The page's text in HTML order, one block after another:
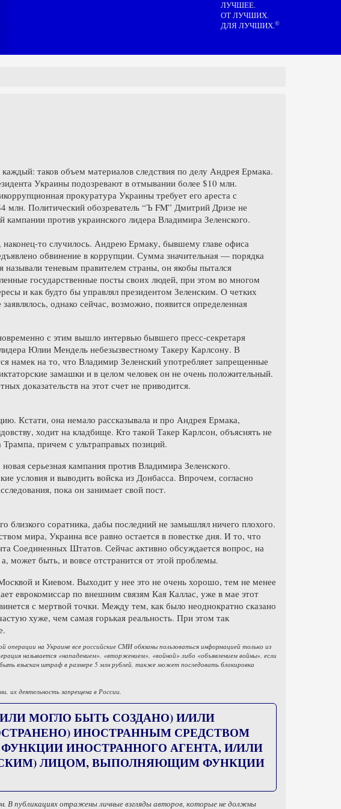
ЛУЧШЕЕ.
ОТ ЛУЧШИХ.
ДЛЯ ЛУЧШИХ.©
таков объем материалов следствия по делу Андрея Ермака.
Украины подозревают в отмывании более $10 млн.
прокуратура Украины требует его ареста с
млн. Политический обозреватель “Ъ FM” Дмитрий Дризе не
кампании против украинского лидера Владимира Зеленского.
наконец-то случилось. Андрею Ермаку, бывшему главе офиса
обвинение в коррупции. Сумма значительная — порядка
называли теневым правителем страны, он якобы пытался
государственные посты своих людей, при этом во многом
и как будто бы управлял президентом Зеленским. О четких
заявлялось, однако сейчас, возможно, появится определенная
с этим вышло интервью бывшего пресс-секретаря
Юлии Мендель небезызвестному Такеру Карлсону. В
намек на то, что Владимир Зеленский употребляет запрещенные
замашки и в целом человек он не очень положительный.
доказательств на этот счет не приводится.
Кстати, она немало рассказывала и про Андрея Ермака,
ходит на кладбище. Кто такой Такер Карлсон, объяснять не
причем с ультраправых позиций.
серьезная кампания против Владимира Зеленского.
условия и выводить войска из Донбасса. Впрочем, согласно
пока он занимает свой пост.
соратника, дабы последний не замышлял ничего плохого.
мира, Украина все равно остается в повестке дня. И то, что
Соединенных Штатов. Сейчас активно обсуждается вопрос, на
может быть, и вовсе отстранится от этой проблемы.
и Киевом. Выходит у нее это не очень хорошо, тем не менее
еврокомиссар по внешним связям Кая Каллас, уже в мае этот
с мертвой точки. Между тем, как было неоднократно сказано
хуже, чем самая горькая реальность. При этом так
на Украине все российские СМИ обязаны пользоваться информацией только из
называется «нападением», «вторжением», «войной» либо «объявлением войны», если
взыскан штраф в размере 5 млн рублей, также может последовать блокировка
их деятельность запрещена в России.
МОГЛО БЫТЬ СОЗДАНО) И/ИЛИ
ИНОСТРАННЫМ СРЕДСТВОМ
ИНОСТРАННОГО АГЕНТА, И/ИЛИ
ЛИЦОМ, ВЫПОЛНЯЮЩИМ ФУНКЦИИ
В публикациях отражены личные взгляды авторов, которые не должны